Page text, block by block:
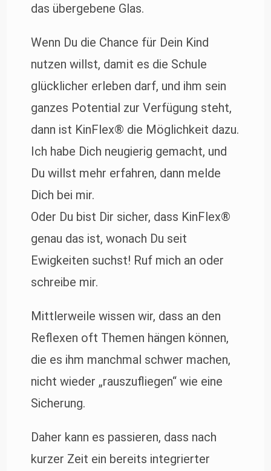
das übergebene Glas.
Wenn Du die Chance für Dein Kind
nutzen willst, damit es die Schule
glücklicher erleben darf, und ihm sein
ganzes Potential zur Verfügung steht,
dann ist KinFlex® die Möglichkeit dazu.
Ich habe Dich neugierig gemacht, und
Du willst mehr erfahren, dann melde
Dich bei mir.
Oder Du bist Dir sicher, dass KinFlex®
genau das ist, wonach Du seit
Ewigkeiten suchst! Ruf mich an oder
schreibe mir.
Mittlerweile wissen wir, dass an den
Reflexen oft Themen hängen können,
die es ihm manchmal schwer machen,
nicht wieder „rauszufliegen“ wie eine
Sicherung.
Daher kann es passieren, dass nach
kurzer Zeit ein bereits integrierter